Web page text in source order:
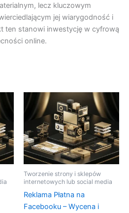
lecz kluczowym
jej wiarygodność i
ten stanowi inwestycję w cyfrową
online.
Tworzenie strony i sklepów
internetowych lub social media
Reklama Płatna na
Facebooku – Wycena i